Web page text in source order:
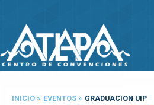
contenido
principal
INICIO » EVENTOS » GRADUACION UIP